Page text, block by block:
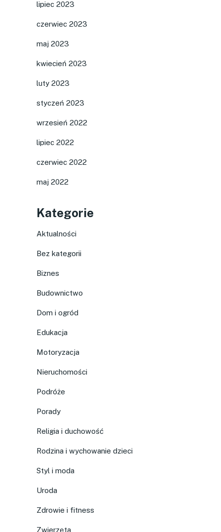
lipiec 2023
czerwiec 2023
maj 2023
kwiecień 2023
luty 2023
styczeń 2023
wrzesień 2022
lipiec 2022
czerwiec 2022
maj 2022
Kategorie
Aktualności
Bez kategorii
Biznes
Budownictwo
Dom i ogród
Edukacja
Motoryzacja
Nieruchomości
Podróże
Porady
Religia i duchowość
Rodzina i wychowanie dzieci
Styl i moda
Uroda
Zdrowie i fitness
Zwierzęta